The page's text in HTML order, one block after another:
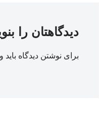
دیدگاهتان را
برای نوشتن دیدگاه باید